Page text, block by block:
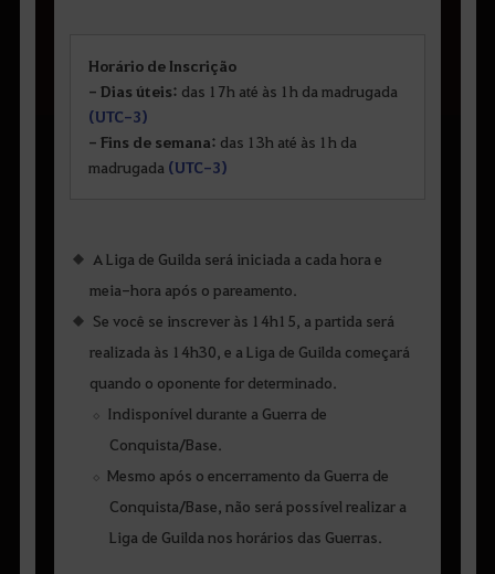
Horário de Inscrição
- Dias úteis: das 17h até às 1h da madrugada
(UTC-3)
- Fins de semana: das 13h até às 1h da
madrugada (UTC-3)
A Liga de Guilda será iniciada a cada hora e
meia-hora após o pareamento.
Se você se inscrever às 14h15, a partida será
realizada às 14h30, e a Liga de Guilda começará
quando o oponente for determinado.
Indisponível durante a Guerra de
Conquista/Base.
Mesmo após o encerramento da Guerra de
Conquista/Base, não será possível realizar a
Liga de Guilda nos horários das Guerras.